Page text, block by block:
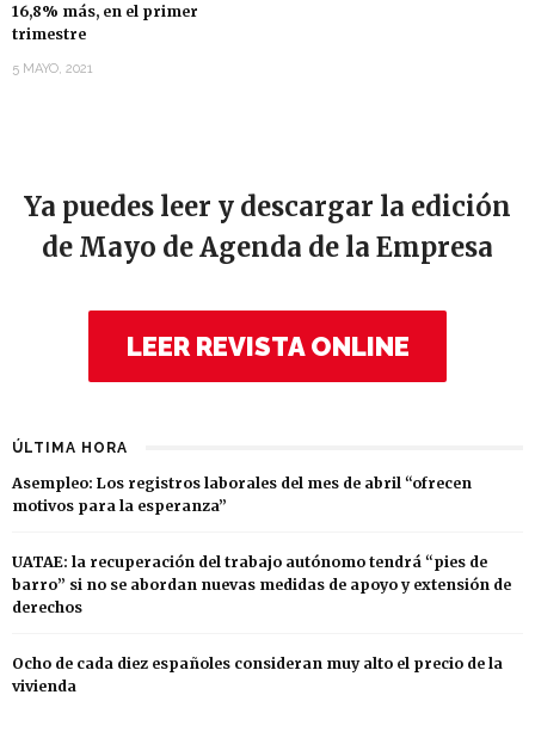
16,8% más, en el primer
trimestre
5 MAYO, 2021
Ya puedes leer y descargar la edición
de Mayo de Agenda de la Empresa
LEER REVISTA ONLINE
ÚLTIMA HORA
Asempleo: Los registros laborales del mes de abril “ofrecen
motivos para la esperanza”
UATAE: la recuperación del trabajo autónomo tendrá “pies de
barro” si no se abordan nuevas medidas de apoyo y extensión de
derechos
Ocho de cada diez españoles consideran muy alto el precio de la
vivienda